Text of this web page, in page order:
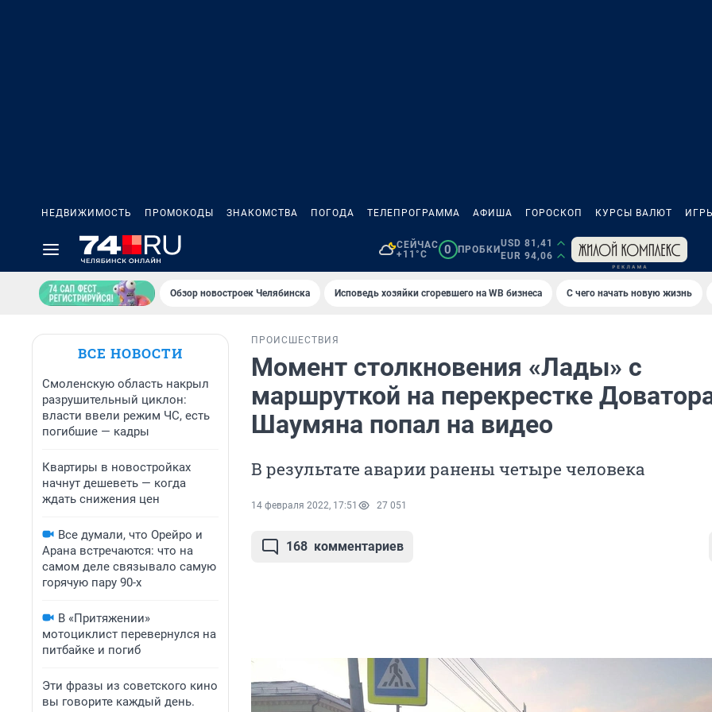
НЕДВИЖИМОСТЬ ПРОМОКОДЫ ЗНАКОМСТВА ПОГОДА ТЕЛЕПРОГРАММА АФИША ГОРОСКОП КУРСЫ ВАЛЮТ
СЕЙЧАС
+11°C
0 ПРОБКИ
USD 81,41
EUR 94,06
Обзор новостроек Челябинска Исповедь хозяйки сгоревшего на WB бизнеса С чего начать новую жизнь
ВСЕ НОВОСТИ
Смоленскую область накрыл
разрушительный циклон:
власти ввели режим ЧС, есть
погибшие — кадры
Квартиры в новостройках
начнут дешеветь — когда
ждать снижения цен
Все думали, что Орейро и
Арана встречаются: что на
самом деле связывало самую
горячую пару 90-х
В «Притяжении»
мотоциклист перевернулся на
питбайке и погиб
Эти фразы из советского кино
вы говорите каждый день.
ПРОИСШЕСТВИЯ
Момент столкновения «Лады» с
маршруткой на перекрестке
Шаумяна попал на видео
В результате аварии ранены четыре человека
14 февраля 2022, 17:51 27 051
168 комментариев